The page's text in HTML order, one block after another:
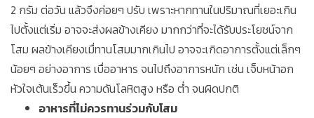
2 กรัม ต่อวัน แล้วจึงค่อยๆ ปรับ เพราะหากทานในปริมาณที่เยอะเกิน
ไปตั้งแต่เริ่ม อาจจะส่งผลข้างเคียง มากกว่าที่จะได้รับประโยชน์จาก
โสม ผลข้างเคียงเมื่ทานโสมมากเกินไป อาจจะเกิดอาการตั้งแต่เล็กๆ
น้อยๆ อย่างอาการ เบื่ออาหาร จนไปถึงอาการหนัก เช่น เจ็บหน้าอก
หัวใจเต้นเร็วขึ้น ความดันโลหิตสูง หรือ ต่ำ จนผิดปกติ
อาหารที่ไม่ควรทานร่วมกับโสม